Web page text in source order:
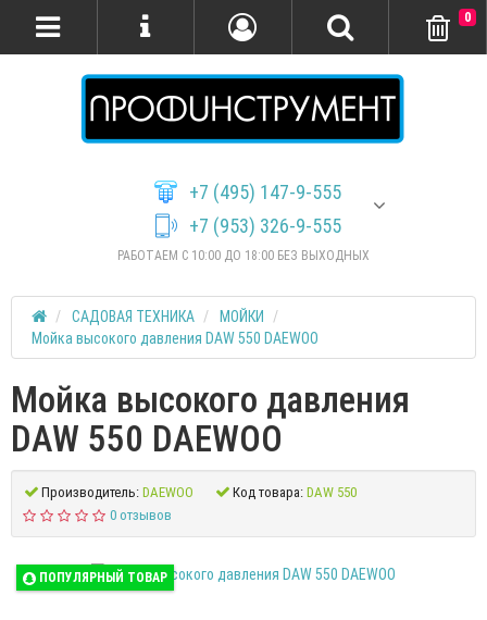
+7 (495) 147-9-555
+7 (953) 326-9-555
РАБОТАЕМ С 10:00 ДО 18:00 БЕЗ ВЫХОДНЫХ
0
САДОВАЯ ТЕХНИКА
МОЙКИ
Мойка высокого давления DAW 550 DAEWOO
Мойка высокого давления
DAW 550 DAEWOO
Производитель: DAEWOO Код товара: DAW 550
0 отзывов
ПОПУЛЯРНЫЙ ТОВАР